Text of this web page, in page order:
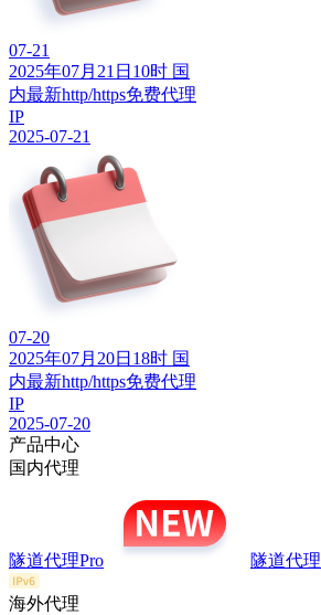
07-21
2025年07月21日10时 国
内最新http/https免费代理
IP
2025-07-21
07-20
2025年07月20日18时 国
内最新http/https免费代理
IP
2025-07-20
产品中心
国内代理
隧道代理Pro 隧道代理
海外代理